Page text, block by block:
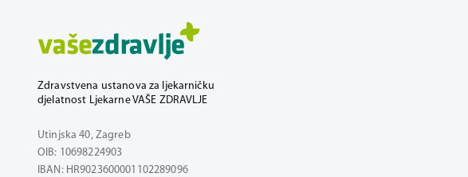
Zdravstvena ustanova za ljekarničku
djelatnost Ljekarne VAŠE ZDRAVLJE
Utinjska 40, Zagreb
OIB: 10698224903
IBAN: HR9023600001102289096